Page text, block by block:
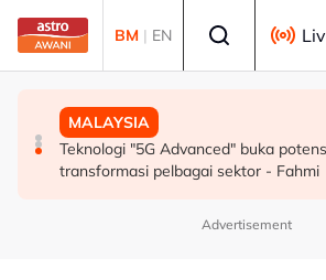
Skip to main content
BM | EN
SUKAN
Mohamed Salah sertai Trabzonspor,
semusim
MALAYSIA
Berita tempatan pilihan sepanjang
MALAYSIA
Teknologi "5G Advanced" buka
transformasi pelbagai sektor - Fahmi
Advertisement